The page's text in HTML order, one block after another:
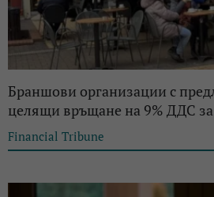
Браншови организации с
целящи връщане на 9% ДДС за
Financial Tribune